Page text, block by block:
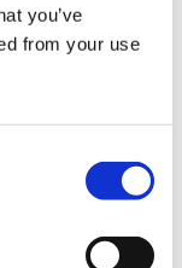
you’ve
from your use